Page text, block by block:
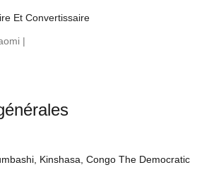
Et Convertissaire
|
Kinshasa, Congo The Democratic